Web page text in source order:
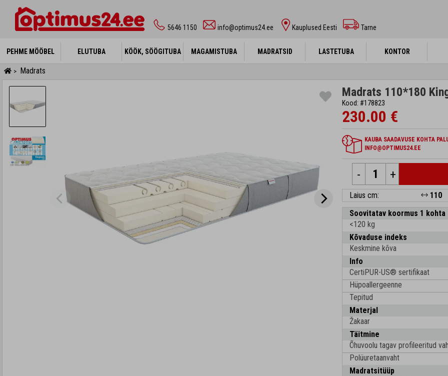
5646 1150 info@optimus24.ee Kauplused Eesti Tarne
PEHME MÖÖBEL ELUTUBA KÖÖK, SÖÖGITUBA MAGAMISTUBA MADRATSID LASTETUBA KONTOR
PEHME MÖÖBEL ELUTUBA KÖÖK, SÖÖGITUBA MAGAMISTUBA MADRATSID LASTETUBA KONTOR
> Madrats
Madrats 110*180
Kood: #178823
230.00 €
KAUBA SAADAVUSE KOHTA
INFO@OPTIMUS24.EE
- +
Laius cm:
110
Soovitatav koormus 1 kohta
<120 kg
Kõvaduse indeks
Keskmine kõva
Info
CertiPUR-US® sertifikaat
Hüpoallergeenne
Tepitud
Materjal
Žakaar
Täitmine
Õhuvoolu tagav profileeritud
Polüuretaanvaht
Madratsitüüp